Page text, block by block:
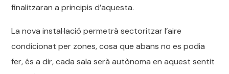
finalitzaran a principis d’aquesta.
La nova instal·lació permetrà sectoritzar l’aire
condicionat per zones, cosa que abans no es podia
fer, és a dir, cada sala serà autònoma en aquest sentit